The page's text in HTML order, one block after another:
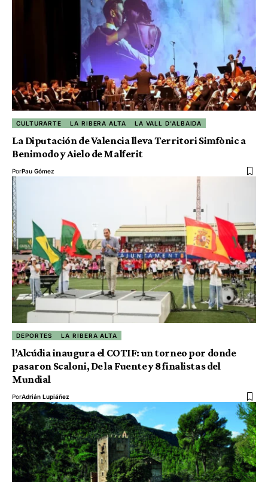
CULTURARTE LA RIBERA ALTA LA VALL D'ALBAIDA
La Diputación de Valencia lleva Territori Simfònic a
Benimodo y Aielo de Malferit
PorPau Gómez
DEPORTES LA RIBERA ALTA
l’Alcúdia inaugura el COTIF: un torneo por donde
pasaron Scaloni, De la Fuente y 8 finalistas del
Mundial
PorAdrián Lupiáñez